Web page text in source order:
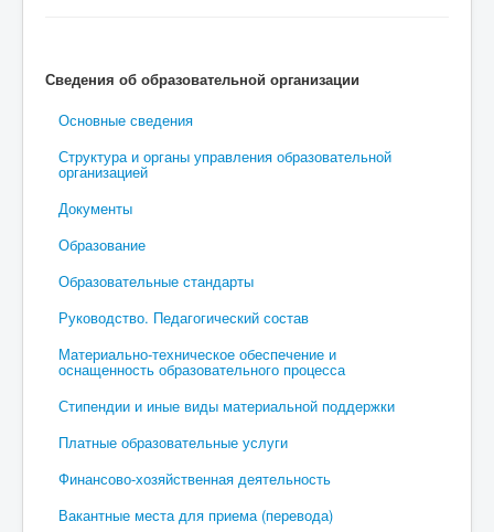
Сведения об образовательной организации
Основные сведения
Структура и органы управления образовательной
организацией
Документы
Образование
Образовательные стандарты
Руководство. Педагогический состав
Материально-техническое обеспечение и
оснащенность образовательного процесса
Стипендии и иные виды материальной поддержки
Платные образовательные услуги
Финансово-хозяйственная деятельность
Вакантные места для приема (перевода)